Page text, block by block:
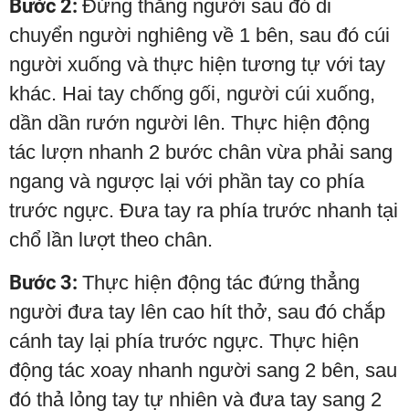
Bước 2: Đứng thẳng người sau đó di
chuyển người nghiêng về 1 bên, sau đó cúi
người xuống và thực hiện tương tự với tay
khác. Hai tay chống gối, người cúi xuống,
dần dần rướn người lên. Thực hiện động
tác lượn nhanh 2 bước chân vừa phải sang
ngang và ngược lại với phần tay co phía
trước ngực. Đưa tay ra phía trước nhanh tại
chổ lần lượt theo chân.
Bước 3: Thực hiện động tác đứng thẳng
người đưa tay lên cao hít thở, sau đó chắp
cánh tay lại phía trước ngực. Thực hiện
động tác xoay nhanh người sang 2 bên, sau
đó thả lỏng tay tự nhiên và đưa tay sang 2